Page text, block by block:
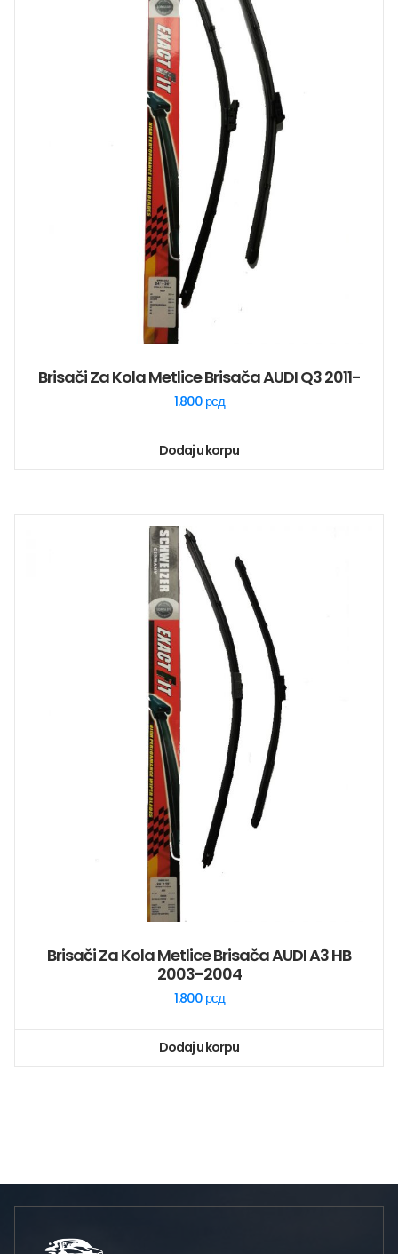
Brisači Za Kola Metlice Brisača AUDI Q3 2011-
1.800 рсд
Dodaj u korpu
Brisači Za Kola Metlice Brisača AUDI A3 HB
2003-2004
1.800 рсд
Dodaj u korpu